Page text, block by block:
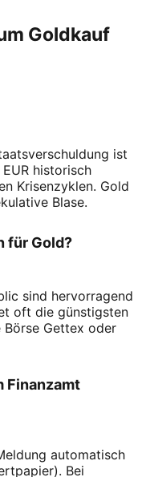
Goldkauf
ist
historisch
Krisenzyklen. Gold
Blase.
für Gold?
sind hervorragend
oft die günstigsten
Börse Gettex oder
Finanzamt
automatisch
Bei